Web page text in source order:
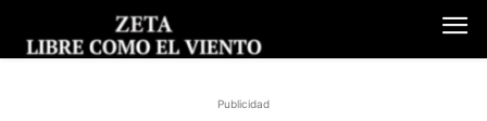
Publicidad